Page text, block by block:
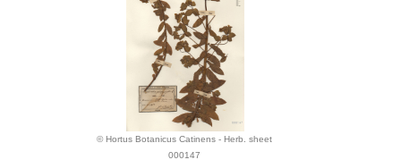
© Hortus Botanicus Catinens - Herb. sheet
000147